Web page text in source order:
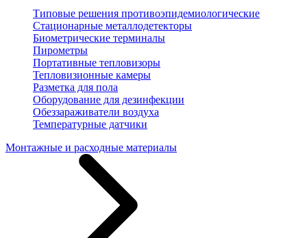
Типовые решения противоэпидемиологические
Стационарные металлодетекторы
Биометрические терминалы
Пирометры
Портативные тепловизоры
Тепловизионные камеры
Разметка для пола
Оборудование для дезинфекции
Обеззараживатели воздуха
Температурные датчики
Монтажные и расходные материалы